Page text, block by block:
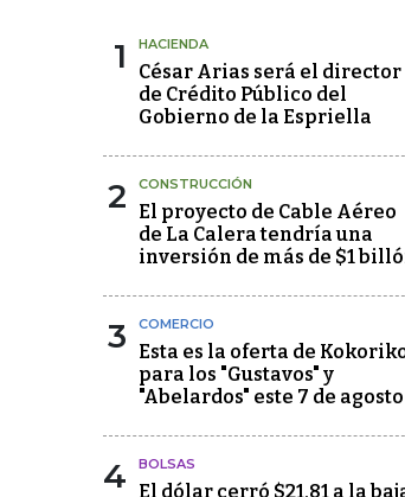
1 HACIENDA
César Arias será el director
de Crédito Público del
Gobierno de la Espriella
2 CONSTRUCCIÓN
El proyecto de Cable Aéreo
de La Calera tendría una
inversión de más de $1
3 COMERCIO
Esta es la oferta de
para los "Gustavos" y
"Abelardos" este 7 de agosto
4 BOLSAS
El dólar cerró $21,81 a la